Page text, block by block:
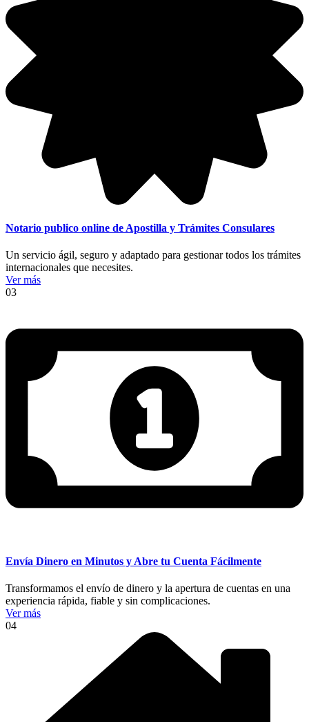
Notario publico online de Apostilla y Trámites Consulares
Un servicio ágil, seguro y adaptado para gestionar todos los trámites
internacionales que necesites.
Ver más
03
Envía Dinero en Minutos y Abre tu Cuenta Fácilmente
Transformamos el envío de dinero y la apertura de cuentas en una
experiencia rápida, fiable y sin complicaciones.
Ver más
04